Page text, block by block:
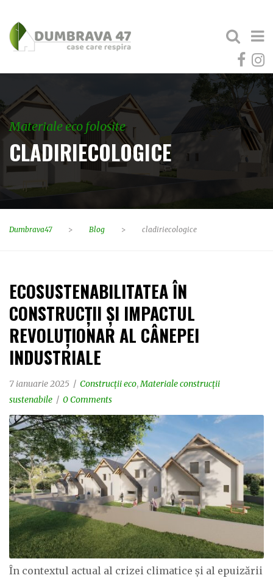
Materiale eco folosite
CLADIRIECOLOGICE
Dumbrava47 > Blog > cladiriecologice
ECOSUSTENABILITATEA ÎN
CONSTRUCȚII ȘI IMPACTUL
REVOLUȚIONAR AL CÂNEPEI
INDUSTRIALE
7 ianuarie 2025 Construcții eco,Materiale construcții
sustenabile
0 Comments
În contextul actual al crizei climatice și al epuizării